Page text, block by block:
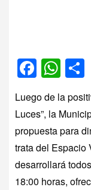
Luego de la
Luces”, la
propuesta para
trata del Espacio
desarrollará
18:00 horas,